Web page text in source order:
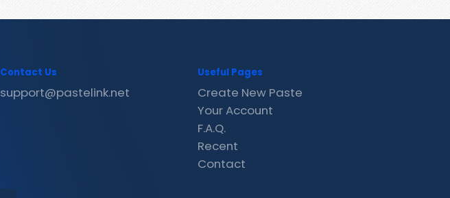
Contact Us
support@pastelink.net
Useful Pages
Create New Paste
Your Account
F.A.Q.
Recent
Contact